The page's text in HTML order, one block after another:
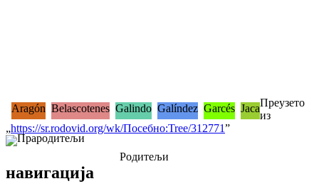
Прародитељи
Родитељи
Aragón Belascotenes Galindo Galíndez Garcés JacaПреузето
из
„https://sr.rodovid.org/wk/Посебно:Tree/312771”
навигација